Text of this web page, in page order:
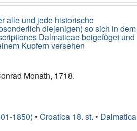
alle und jede historische
diejenigen) so sich in dem
Dalmaticae beigefüget und
Kupfern versehen
Monath, 1718.
1850) • Croatica 18. st. • Dalmatica